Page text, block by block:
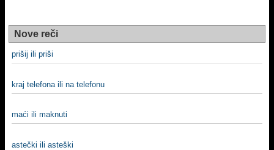
Nove reči
prišij ili priši
kraj telefona ili na telefonu
maći ili maknuti
astečki ili asteški